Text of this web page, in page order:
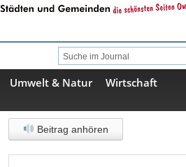
Umwelt & Natur
Wirtschaft
Beitrag anhören